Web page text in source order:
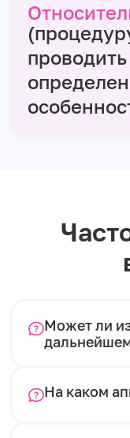
Может ли
На каком